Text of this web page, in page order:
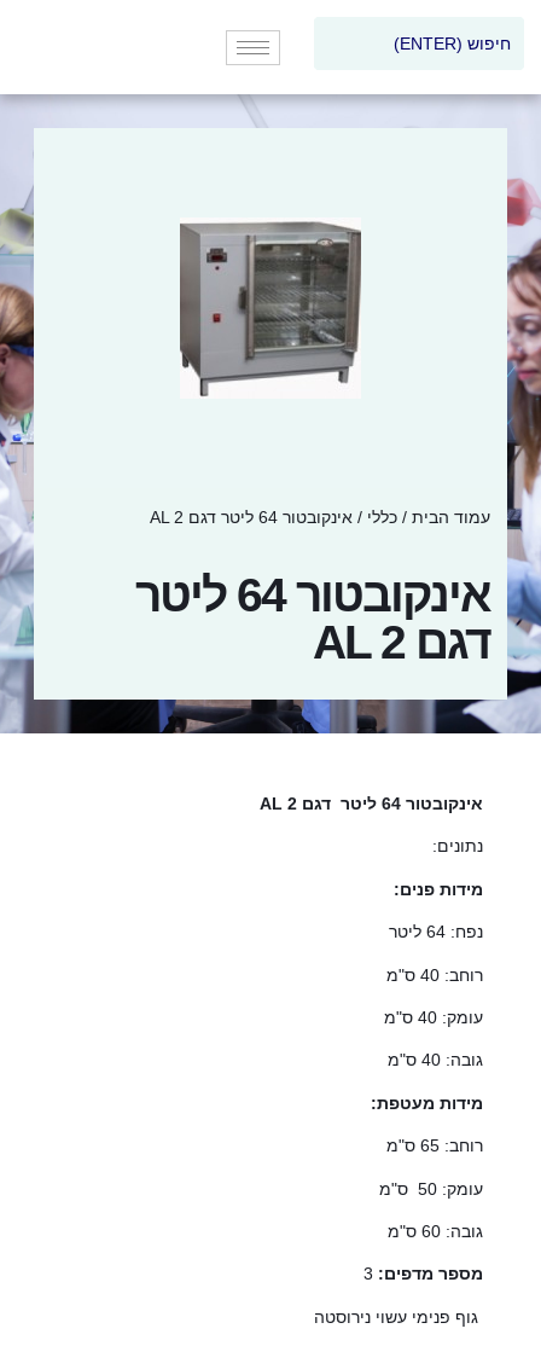
עמוד הבית / כללי / אינקובטור 64 ליטר דגם AL 2
אינקובטור 64 ליטר
דגם AL 2
אינקובטור 64 ליטר דגם AL 2
נתונים:
מידות פנים:
נפח: 64 ליטר
רוחב: 40 ס"מ
עומק: 40 ס"מ
גובה: 40 ס"מ
מידות מעטפת:
רוחב: 65 ס"מ
עומק: 50 ס"מ
גובה: 60 ס"מ
מספר מדפים:
גוף פנימי עשוי נירוסטה